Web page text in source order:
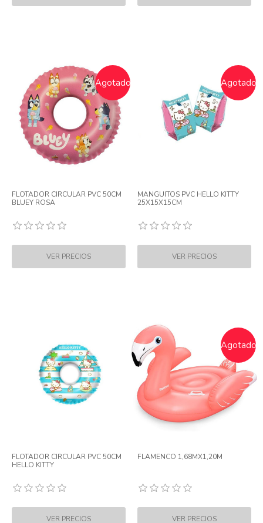
Agotado
FLOTADOR CIRCULAR PVC 50CM
BLUEY ROSA
Agotado
MANGUITOS PVC HELLO KITTY
25X15X15CM
FLOTADOR CIRCULAR PVC 50CM
HELLO KITTY
Agotado
FLAMENCO 1,68MX1,20M